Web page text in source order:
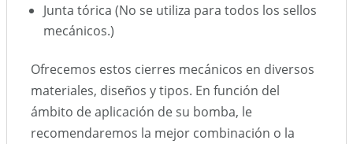
Junta tórica (No se utiliza para todos los sellos
mecánicos.)
Ofrecemos estos cierres mecánicos en diversos
materiales, diseños y tipos. En función del
ámbito de aplicación de su bomba, le
recomendaremos la mejor combinación o la